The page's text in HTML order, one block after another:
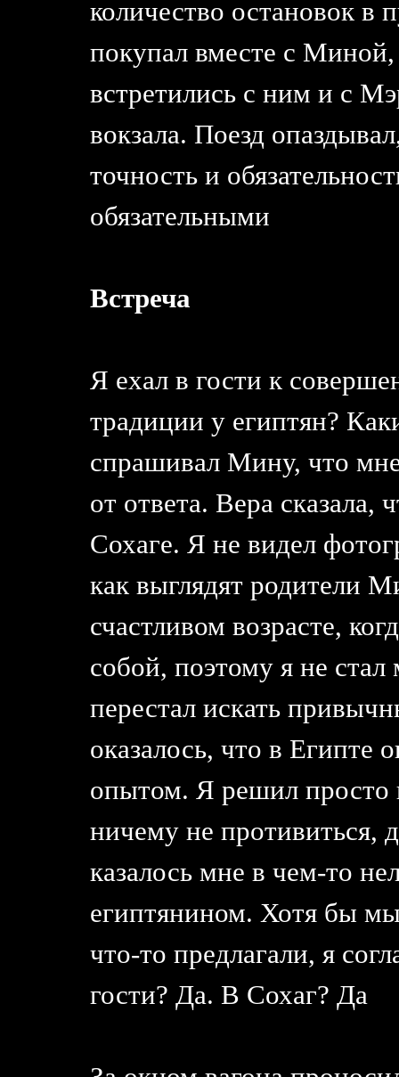
количество остановок в
покупал вместе с
встретились с ним и с
вокзала. Поезд
точность и
обязательными
Встреча
Я ехал в гости к
традиции у египтян?
спрашивал Мину, что
от ответа. Вера сказала,
Сохаге. Я не видел
как выглядят родители
счастливом возрасте,
собой, поэтому я не
перестал искать
оказалось, что в Египте
опытом. Я решил просто
ничему не противиться,
казалось мне в чем-то
египтянином. Хотя бы
что-то предлагали, я
гости? Да. В Сохаг? Да